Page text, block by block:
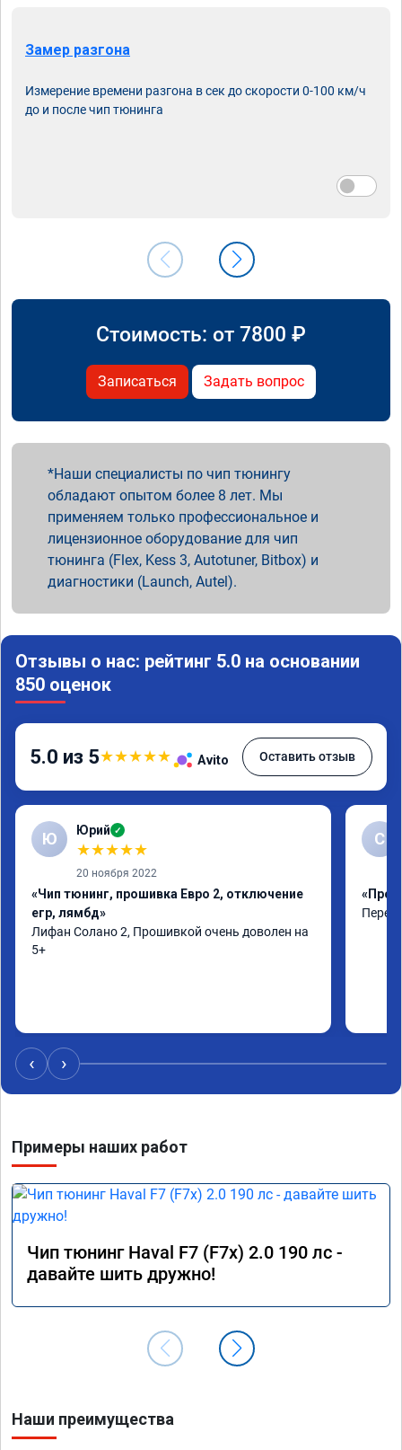
Замер разгона
Измерение времени разгона в сек до скорости 0-100 км/ч
до и после чип тюнинга
Стоимость: от 7800 ₽
Записаться Задать вопрос
Наши специалисты по чип тюнингу
обладают опытом более 8 лет. Мы
применяем только профессиональное и
лицензионное оборудование для чип
тюнинга (Flex, Kess 3, Autotuner, Bitbox) и
диагностики (Launch, Autel).
Отзывы о нас: рейтинг 5.0 на основании
850 оценок
5.0 из 5★★★★★ Avito Оставить отзыв
Ю Юрий ✓
★★★★★
20 ноября 2022
«Чип тюнинг, прошивка Евро 2, отключение
егр, лямбд»
Лифан Солано 2, Прошивкой очень доволен на
5+
С
‹ ›
Примеры наших работ
Чип тюнинг Haval F7 (F7x) 2.0 190 лс -
давайте шить дружно!
Наши преимущества